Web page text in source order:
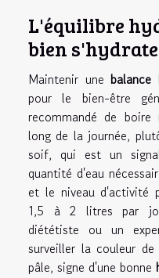
L'équilibre
bien
Maintenir une balance
pour le bien-être
recommandé de
long de la journée,
soif, qui est un
quantité d'eau
et le niveau d'activité
1,5 à 2 litres par
diététiste ou un
surveiller la couleur
pâle, signe d'une bonne